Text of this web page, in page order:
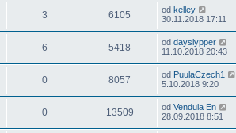
3 6105 od kelley
30.11.2018 17:11
6 5418 od dayslypper
11.10.2018 20:43
0 8057 od PuulaCzech1
5.10.2018 9:20
0 13509 od Vendula En
28.09.2018 8:51